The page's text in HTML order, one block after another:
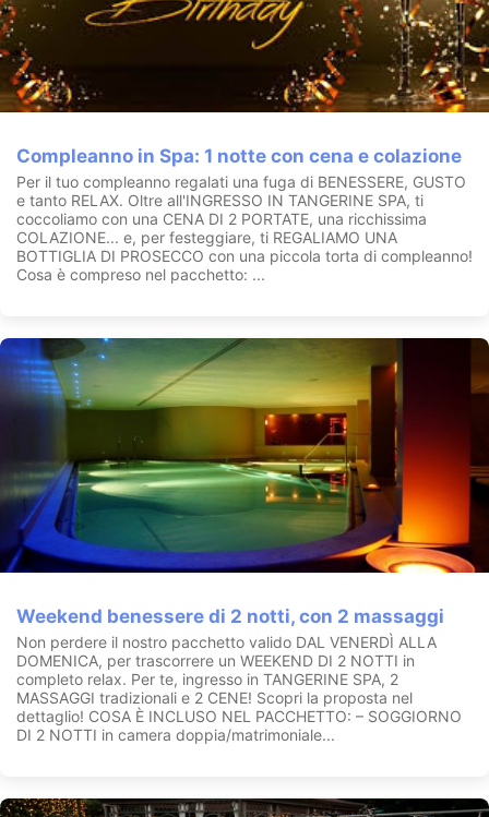
Compleanno in Spa: 1 notte con cena e colazione
Per il tuo compleanno regalati una fuga di BENESSERE, GUSTO
e tanto RELAX. Oltre all'INGRESSO IN TANGERINE SPA, ti
coccoliamo con una CENA DI 2 PORTATE, una ricchissima
COLAZIONE... e, per festeggiare, ti REGALIAMO UNA
BOTTIGLIA DI PROSECCO con una piccola torta di compleanno!
Cosa è compreso nel pacchetto: ...
Weekend benessere di 2 notti, con 2 massaggi
Non perdere il nostro pacchetto valido DAL VENERDÌ ALLA
DOMENICA, per trascorrere un WEEKEND DI 2 NOTTI in
completo relax. Per te, ingresso in TANGERINE SPA, 2
MASSAGGI tradizionali e 2 CENE! Scopri la proposta nel
dettaglio! COSA È INCLUSO NEL PACCHETTO: – SOGGIORNO
DI 2 NOTTI in camera doppia/matrimoniale...